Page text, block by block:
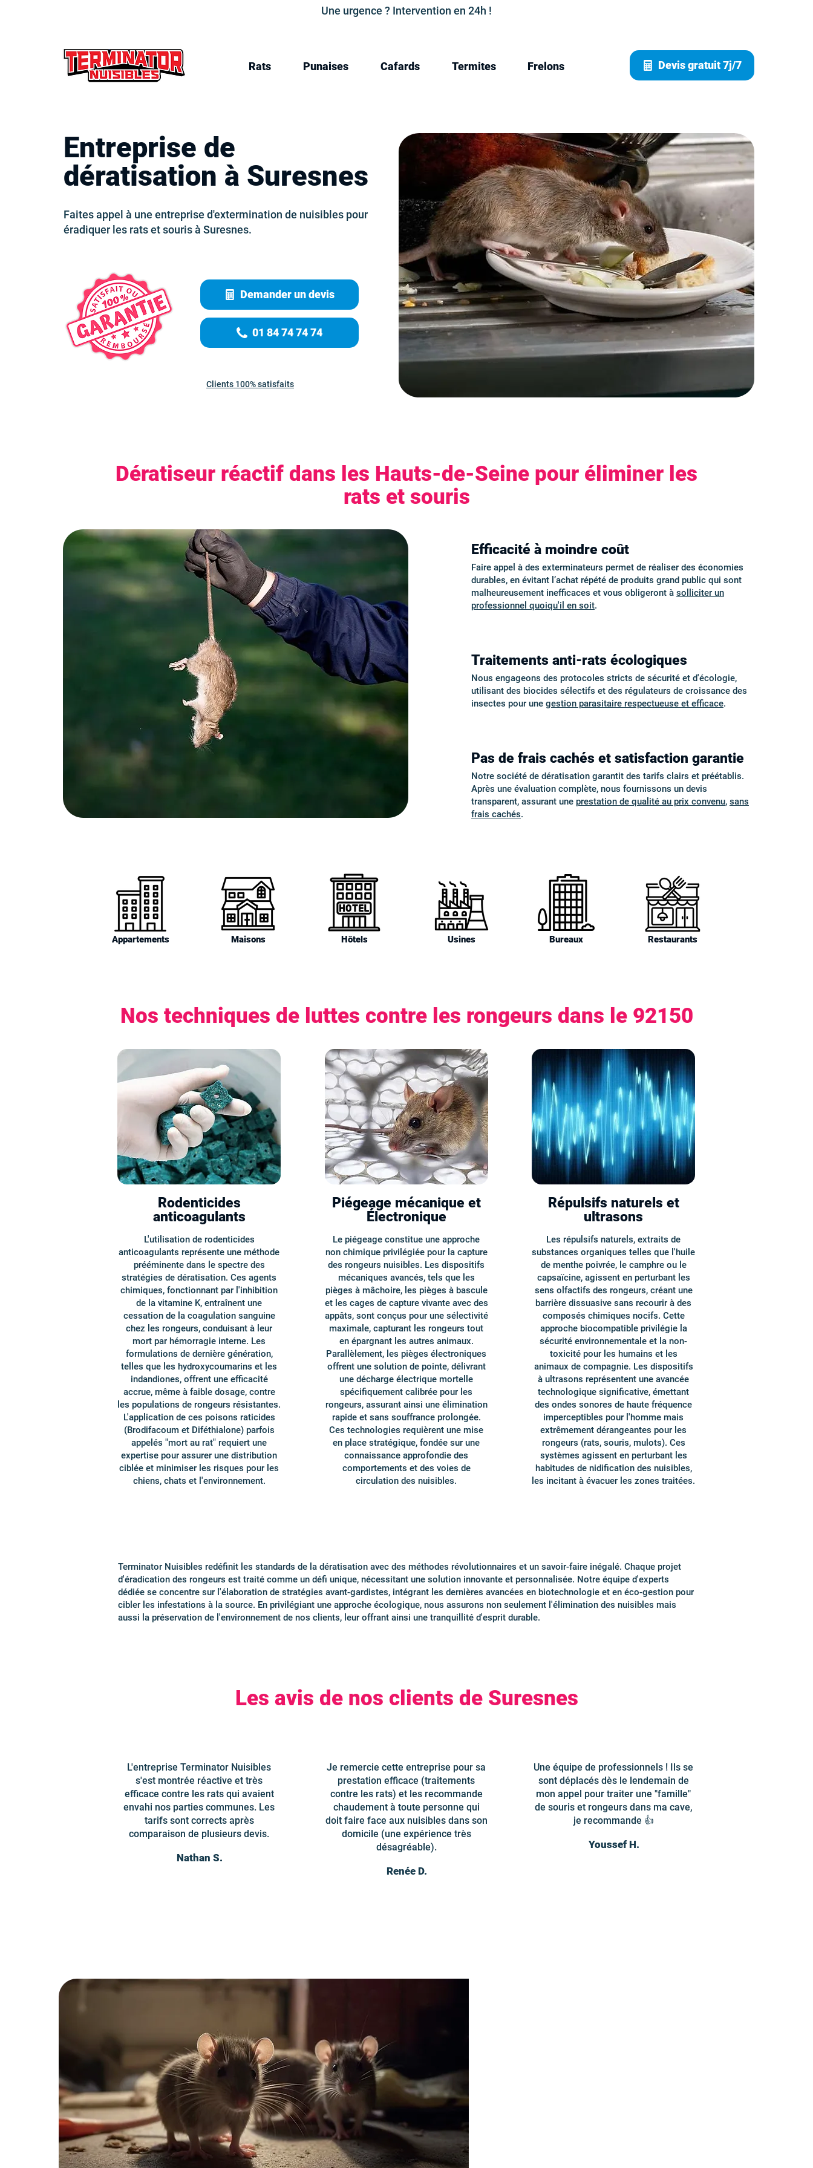
Une urgence ? Intervention en 24h !
Rats Punaises Cafards Termites Frelons Devis gratuit 7j/7
Entreprise de
dératisation à Suresnes
Faites appel à une entreprise d'extermination de nuisibles pour
éradiquer les rats et souris à Suresnes.
Demander un devis
01 84 74 74 74
Clients 100% satisfaits
Dératiseur réactif dans les Hauts-de-Seine pour éliminer les
rats et souris
Efficacité à moindre coût
Faire appel à des exterminateurs permet de réaliser des économies
durables, en évitant l’achat répété de produits grand public qui sont
malheureusement inefficaces et vous obligeront à solliciter un
professionnel quoiqu'il en soit.
Traitements anti-rats écologiques
Nous engageons des protocoles stricts de sécurité et d'écologie,
utilisant des biocides sélectifs et des régulateurs de croissance des
insectes pour une gestion parasitaire respectueuse et efficace.
Pas de frais cachés et satisfaction garantie
Notre société de dératisation garantit des tarifs clairs et préétablis.
Après une évaluation complète, nous fournissons un devis
transparent, assurant une prestation de qualité au prix convenu, sans
frais cachés.
Appartements Maisons Hôtels Usines Bureaux Restaurants
Nos techniques de luttes contre les rongeurs dans le 92150
Rodenticides
anticoagulants
L'utilisation de rodenticides
anticoagulants représente une méthode
prééminente dans le spectre des
stratégies de dératisation. Ces agents
chimiques, fonctionnant par l'inhibition
de la vitamine K, entraînent une
cessation de la coagulation sanguine
chez les rongeurs, conduisant à leur
mort par hémorragie interne. Les
formulations de dernière génération,
telles que les hydroxycoumarins et les
indandiones, offrent une efficacité
accrue, même à faible dosage, contre
les populations de rongeurs résistantes.
L'application de ces poisons raticides
(Brodifacoum et Diféthialone) parfois
appelés "mort au rat" requiert une
expertise pour assurer une distribution
ciblée et minimiser les risques pour les
chiens, chats et l'environnement.
Piégeage mécanique et
Électronique
Le piégeage constitue une approche
non chimique privilégiée pour la capture
des rongeurs nuisibles. Les dispositifs
mécaniques avancés, tels que les
pièges à mâchoire, les pièges à bascule
et les cages de capture vivante avec des
appâts, sont conçus pour une sélectivité
maximale, capturant les rongeurs tout
en épargnant les autres animaux.
Parallèlement, les pièges électroniques
offrent une solution de pointe, délivrant
une décharge électrique mortelle
spécifiquement calibrée pour les
rongeurs, assurant ainsi une élimination
rapide et sans souffrance prolongée.
Ces technologies requièrent une mise
en place stratégique, fondée sur une
connaissance approfondie des
comportements et des voies de
circulation des nuisibles.
Répulsifs naturels et
ultrasons
Les répulsifs naturels, extraits de
substances organiques telles que l'huile
de menthe poivrée, le camphre ou le
capsaïcine, agissent en perturbant les
sens olfactifs des rongeurs, créant une
barrière dissuasive sans recourir à des
composés chimiques nocifs. Cette
approche biocompatible privilégie la
sécurité environnementale et la non-
toxicité pour les humains et les
animaux de compagnie. Les dispositifs
à ultrasons représentent une avancée
technologique significative, émettant
des ondes sonores de haute fréquence
imperceptibles pour l'homme mais
extrêmement dérangeantes pour les
rongeurs (rats, souris, mulots). Ces
systèmes agissent en perturbant les
habitudes de nidification des nuisibles,
les incitant à évacuer les zones traitées.
Terminator Nuisibles redéfinit les standards de la dératisation avec des méthodes révolutionnaires et un savoir-faire inégalé. Chaque projet
d'éradication des rongeurs est traité comme un défi unique, nécessitant une solution innovante et personnalisée. Notre équipe d'experts
dédiée se concentre sur l'élaboration de stratégies avant-gardistes, intégrant les dernières avancées en biotechnologie et en éco-gestion pour
cibler les infestations à la source. En privilégiant une approche écologique, nous assurons non seulement l'élimination des nuisibles mais
aussi la préservation de l'environnement de nos clients, leur offrant ainsi une tranquillité d'esprit durable.
Les avis de nos clients de Suresnes
L'entreprise Terminator Nuisibles
s'est montrée réactive et très
efficace contre les rats qui avaient
envahi nos parties communes. Les
tarifs sont corrects après
comparaison de plusieurs devis.
Nathan S.
Je remercie cette entreprise pour sa
prestation efficace (traitements
contre les rats) et les recommande
chaudement à toute personne qui
doit faire face aux nuisibles dans son
domicile (une expérience très
désagréable).
Renée D.
Une équipe de professionnels ! Ils se
sont déplacés dès le lendemain de
mon appel pour traiter une "famille"
de souris et rongeurs dans ma cave,
je recommande 👍
Youssef H.